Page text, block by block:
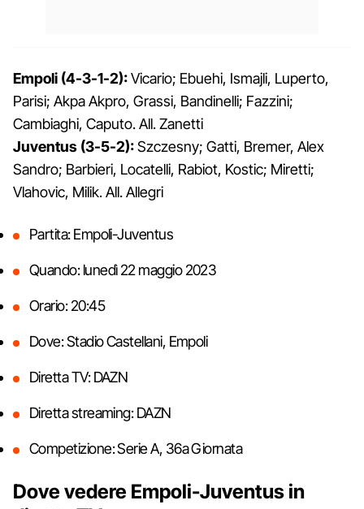
Empoli (4-3-1-2):Vicario; Ebuehi, Ismajli, Luperto,
Parisi; Akpa Akpro, Grassi, Bandinelli; Fazzini;
Cambiaghi, Caputo. All. Zanetti
Juventus (3-5-2):Szczesny; Gatti, Bremer, Alex
Sandro; Barbieri, Locatelli, Rabiot, Kostic; Miretti;
Vlahovic, Milik. All. Allegri
Partita: Empoli-Juventus
Quando: lunedì 22 maggio 2023
Orario: 20:45
Dove: Stadio Castellani, Empoli
Diretta TV: DAZN
Diretta streaming: DAZN
Competizione: Serie A, 36a Giornata
Dove vedere Empoli-Juventus in